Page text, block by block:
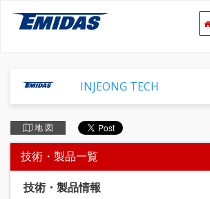
INJEONG TECH
地 図
技術・製品一覧
技術・製品情報